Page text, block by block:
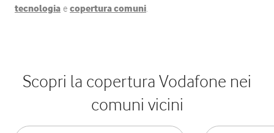
tecnologia e copertura comuni.
Scopri la copertura Vodafone nei
comuni vicini